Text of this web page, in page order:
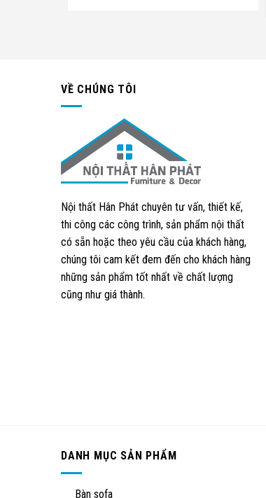
VỀ CHÚNG TÔI
Nội thất Hân Phát chuyên tư vấn, thiết kế,
thi công các công trình, sản phẩm nội thất
có sẵn hoặc theo yêu cầu của khách hàng,
chúng tôi cam kết đem đến cho khách hàng
những sản phẩm tốt nhất về chất lượng
cũng như giá thành.
DANH MỤC SẢN PHẨM
Bàn sofa